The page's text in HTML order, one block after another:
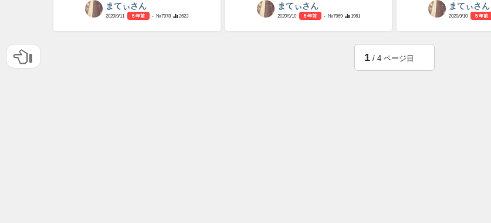
まてぃさん
2020/9/11 5 年前 - №7978 2623
まてぃさん
2020/9/10 5 年前 - №7969 1961
まてぃさん
2020/9/10 5 年前
1/ 4 ページ目